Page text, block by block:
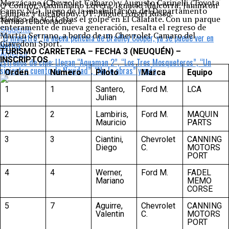
O’Connor,Maximiliano Lovera, Ignacio Malcorra; Jaminton
Campaz y LucaDupuy. DT: Miguel Ángel Russo.
Temas relacionados:
Siguente
“El maestro”, la nueva película de Bradley Cooper, ya se puede ver en
Netflix
Anterior
Estrenos de cine: Llegan “Aquaman 2”, “Los Tres Mosqueteros”, “Un
siniestro cuento de Navidad”, “No lo abras” y más
Mazzacane (Chevrolet Camaro) y Augusto Carinelli (Toyota
Camry NG), luego de la inhabilitación del Departamento
Médico de ACTC tras el golpe en El Calafate. Con un parque
enteramente de nueva generación, resalta el regreso de
Martín Serrano, a bordo de un Chevrolet Camaro del
Giavedoni Sport.
TURISMO CARRETERA – FECHA 3 (NEUQUÉN) –
INSCRIPTOS
Orden
Numero Piloto Marca
Equipo
1
1
Santero,
Julian
Ford M. LCA
2 2
Lambiris,
Mauricio
Ford M.
MAQUIN
PARTS
3
3
Ciantini,
Diego
Chevrolet
C.
CANNING
MOTORS
PORT
4
4
Werner,
Mariano
Ford M.
FADEL
MEMO
CORSE
5
7
Aguirre,
Valentin
Chevrolet
C.
CANNING
MOTORS
PORT